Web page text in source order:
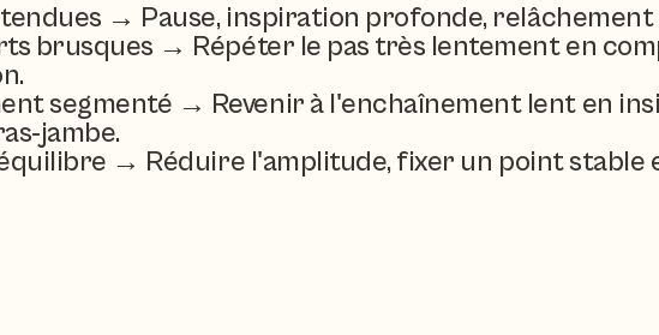
tendues → Pause, inspiration profonde,
brusques → Répéter le pas très lentement en
segmenté → Revenir à l'enchaînement lent en
→ Réduire l'amplitude, fixer un point stable